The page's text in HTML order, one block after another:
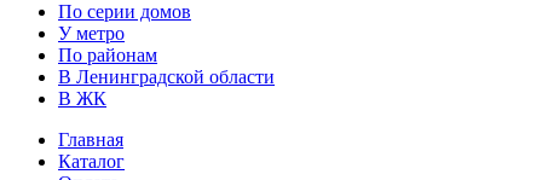
По серии домов
У метро
По районам
В Ленинградской области
В ЖК
Главная
Каталог